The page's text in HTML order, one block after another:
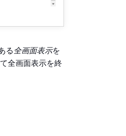
る全画面表示を
全画面表示を終